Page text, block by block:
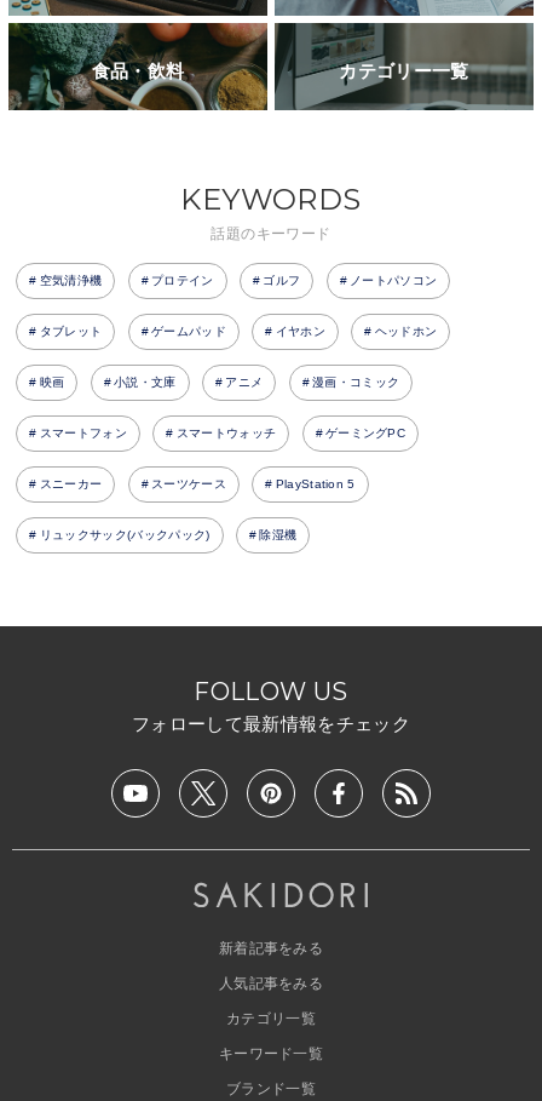
食品・飲料 カテゴリー一覧
KEYWORDS
話題のキーワード
空気清浄機 プロテイン ゴルフ ノートパソコン
タブレット ゲームパッド イヤホン ヘッドホン
映画 小説・文庫 アニメ 漫画・コミック
スマートフォン スマートウォッチ ゲーミングPC
スニーカー スーツケース PlayStation 5
リュックサック(バックパック) 除湿機
FOLLOW US
フォローして最新情報をチェック
新着記事をみる
人気記事をみる
カテゴリ一覧
キーワード一覧
ブランド一覧